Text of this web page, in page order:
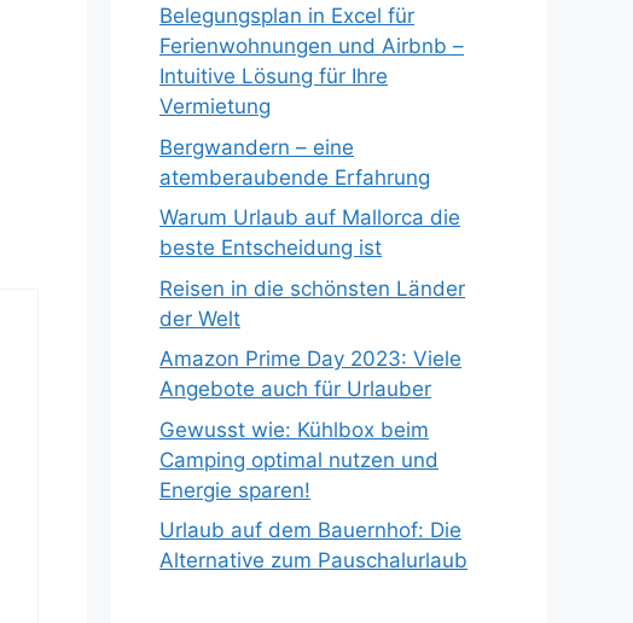
Belegungsplan in Excel für
Ferienwohnungen und Airbnb –
Intuitive Lösung für Ihre
Vermietung
Bergwandern – eine
atemberaubende Erfahrung
Warum Urlaub auf Mallorca die
beste Entscheidung ist
Reisen in die schönsten Länder
der Welt
Amazon Prime Day 2023: Viele
Angebote auch für Urlauber
Gewusst wie: Kühlbox beim
Camping optimal nutzen und
Energie sparen!
Urlaub auf dem Bauernhof: Die
Alternative zum Pauschalurlaub